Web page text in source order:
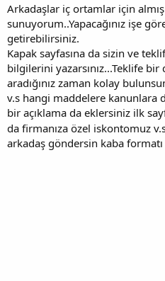
Arkadaşlar iç ortamlar için
sunuyorum..Yapacağınız işe
getirebilirsiniz.
Kapak sayfasına da sizin ve
bilgilerini yazarsınız...Teklife bir
aradığınız zaman kolay
v.s hangi maddelere kanunlara
bir açıklama da eklersiniz ilk
da firmanıza özel iskontomuz
arkadaş göndersin kaba